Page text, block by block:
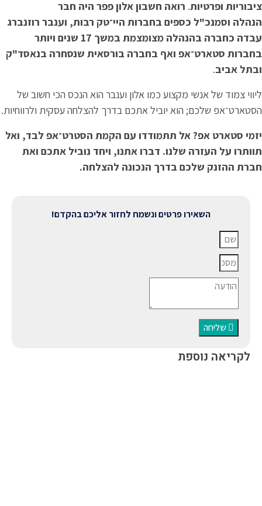
ציבוריות ופרטיות. רואה חשבון אלון פפר היה חבר
הנהלה וסמנכ"ל כספים בחברות היי־טק רבות, וענבר רוזנברג
עבדה כחברה בהנהלה מצומצמת במשך 17 שנים ויותר
בחברות סטארט־אפ ואף בחברה בורסאית שנסחרה בנאסד"ק
ובתל אביב.
ליווי צמוד של אנשי מקצוע כמו אלון וענבר הוא הנכס הכי חשוב של
הסטארט־אפ שלכם; הוא יוביל אתכם בדרך להצלחה עסקית ולרווחיות.
יזמי סטארט אפ? אל תתמודדו עם הקמת הסטרט־אפ לבד, ואל
תוותרו על העזרה שלנו. דברו אתנו, ויחד נוביל אתכם ואת
חברת ההזנק שלכם בדרך הנכונה להצלחה.
השאירו פרטים ונשמח לחזור אליכם בהקדם!
שליחה
לקריאה נוספת